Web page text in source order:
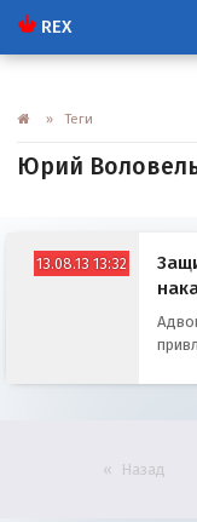
REX
» Теги
Юрий
13.08.13 13:32
Назад